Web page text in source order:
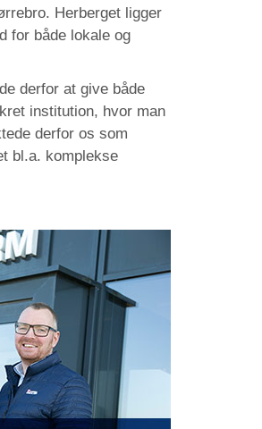
Herberget ligger
for både lokale og
derfor at give både
institution, hvor man
derfor os som
bl.a. komplekse